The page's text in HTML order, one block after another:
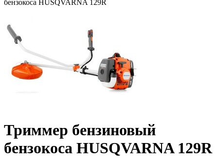
бензокоса HUSQVARNA 129R
Триммер бензиновый
бензокоса HUSQVARNA 129R